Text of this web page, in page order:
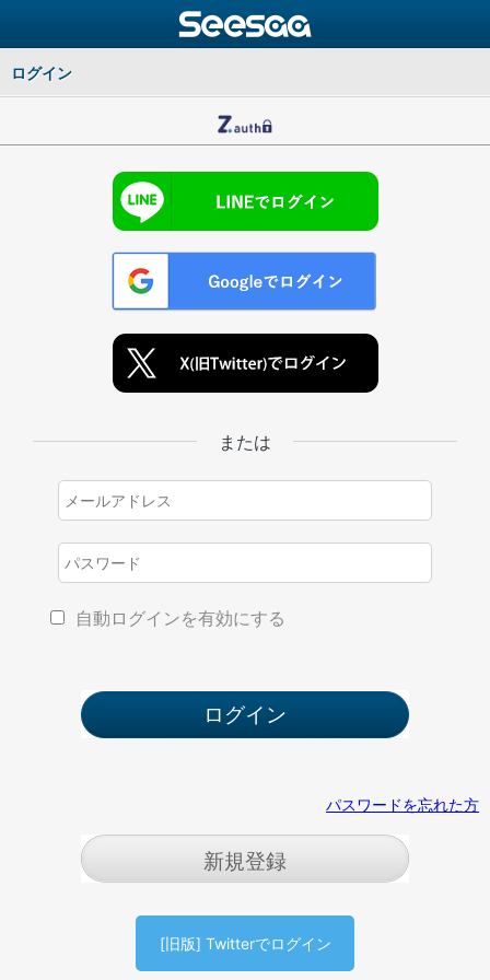
ログイン
または
自動ログインを有効にする
パスワードを忘れた方
新規登録
[旧版] Twitterでログイン